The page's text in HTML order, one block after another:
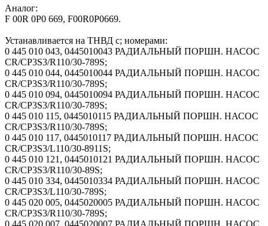
Аналог:
F 00R 0P0 669, F00R0P0669.
Устанавливается на ТНВД с; номерами:
0 445 010 043, 0445010043 РАДИАЛЬНЫЙ ПОРШН. НАСОС
CR/CP3S3/R110/30-789S;
0 445 010 044, 0445010044 РАДИАЛЬНЫЙ ПОРШН. НАСОС
CR/CP3S3/R110/30-789S;
0 445 010 094, 0445010094 РАДИАЛЬНЫЙ ПОРШН. НАСОС
CR/CP3S3/R110/30-789S;
0 445 010 115, 0445010115 РАДИАЛЬНЫЙ ПОРШН. НАСОС
CR/CP3S3/R110/30-789S;
0 445 010 117, 0445010117 РАДИАЛЬНЫЙ ПОРШН. НАСОС
CR/CP3S3/L110/30-8911S;
0 445 010 121, 0445010121 РАДИАЛЬНЫЙ ПОРШН. НАСОС
CR/CP3S3/R110/30-89S;
0 445 010 334, 0445010334 РАДИАЛЬНЫЙ ПОРШН. НАСОС
CR/CP3S3/L110/30-789S;
0 445 020 005, 0445020005 РАДИАЛЬНЫЙ ПОРШН. НАСОС
CR/CP3S3/R110/30-789S;
0 445 020 007, 0445020007 РАДИАЛЬНЫЙ ПОРШН. НАСОС